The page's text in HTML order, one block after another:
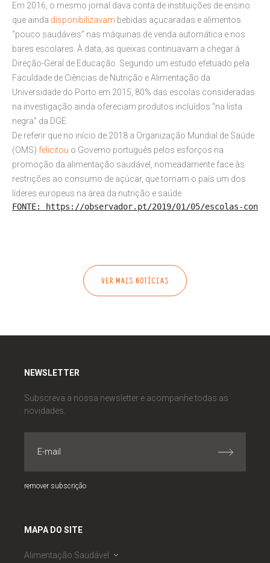
Em 2016, o mesmo jornal dava conta de instituições de ensino
que ainda disponibilizavam bebidas açucaradas e alimentos
“pouco saudáveis” nas máquinas de venda automática e nos
bares escolares. À data, as queixas continuavam a chegar à
Direção-Geral de Educação. Segundo um estudo efetuado pela
Faculdade de Ciências de Nutrição e Alimentação da
Universidade do Porto em 2015, 80% das escolas consideradas
na investigação ainda ofereciam produtos incluídos “na lista
negra” da DGE.
De referir que no início de 2018 a Organização Mundial de Saúde
(OMS) felicitou o Governo português pelos esforços na
promoção da alimentação saudável, nomeadamente face às
restrições ao consumo de açúcar, que tornam o país um dos
líderes europeus na área da nutrição e saúde.
FONTE: https://observador.pt/2019/01/05/escolas-
VER MAIS NOTÍCIAS
NEWSLETTER
Subscreva a nossa newsletter e acompanhe todas as
novidades.
remover subscrição
MAPA DO SITE
Alimentação Saudável